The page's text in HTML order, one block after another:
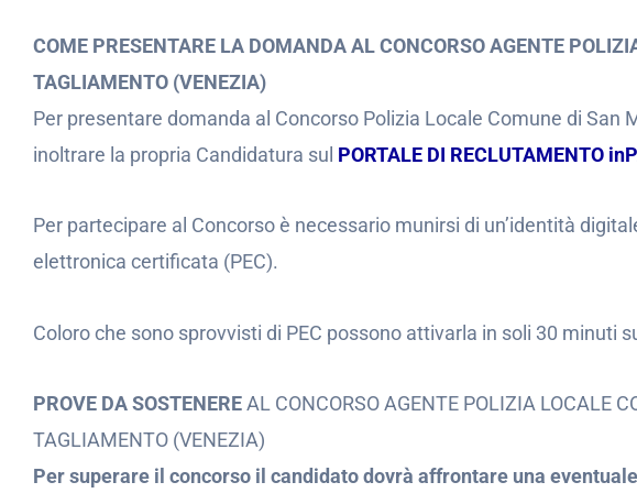
COME PRESENTARE LA DOMANDA AL CONCORSO AGENTE
TAGLIAMENTO (VENEZIA)
Per presentare domanda al Concorso Polizia Locale Comune di San
inoltrare la propria Candidatura sul PORTALE DI RECLUTAMENTO
Per partecipare al Concorso è necessario munirsi di un’identità
elettronica certificata (PEC).
Coloro che sono sprovvisti di PEC possono attivarla in soli 30 minuti
PROVE DA SOSTENEREAL CONCORSO AGENTE POLIZIA LOCALE
TAGLIAMENTO (VENEZIA)
Per superare il concorso il candidato dovrà affrontare una